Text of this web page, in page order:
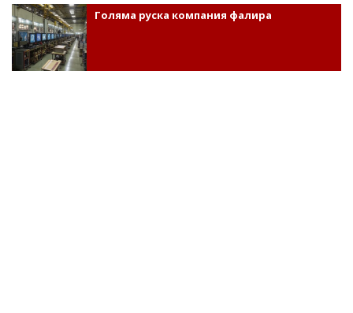
Голяма руска компания фалира